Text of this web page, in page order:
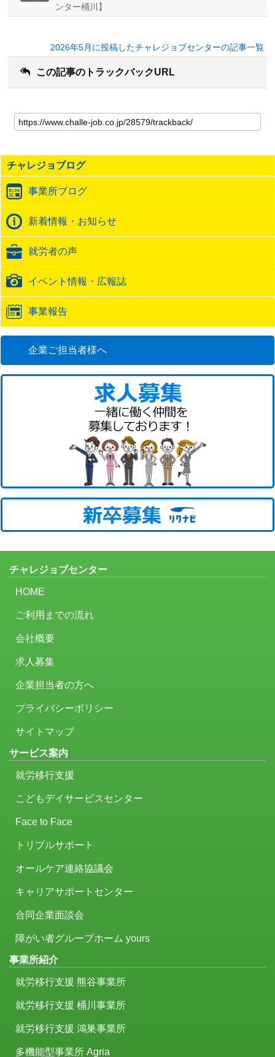
ンター桶川】
2026年5月に投稿したチャレジョブセンターの記事一覧
この記事のトラックバックURL
の
記
の
ト
ラ
ッ
ク
バ
ッ
URL
チャレジョブログ
事業所ブログ
新着情報・お知らせ
就労者の声
イベント情報・広報誌
事業報告
企業ご担当者様へ
チャレジョブセンター
HOME
ご利用までの流れ
会社概要
求人募集
企業担当者の方へ
プライバシーポリシー
サイトマップ
サービス案内
就労移行支援
こどもデイサービスセンター
Face to Face
トリプルサポート
オールケア連絡協議会
キャリアサポートセンター
合同企業面談会
障がい者グループホーム yours
事業所紹介
就労移行支援 熊谷事業所
就労移行支援 桶川事業所
就労移行支援 鴻巣事業所
多機能型事業所 Agria